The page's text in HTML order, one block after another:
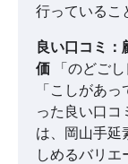
行っているこ
良い口コミ：
価 「のどご
「こしがあ
った良い口コ
は、岡山手延
しめるバリ